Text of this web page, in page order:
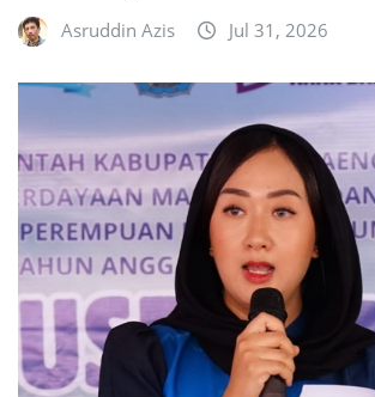
Asruddin Azis Jul 31, 2026